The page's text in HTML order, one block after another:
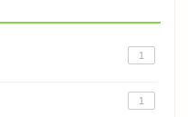
1
1